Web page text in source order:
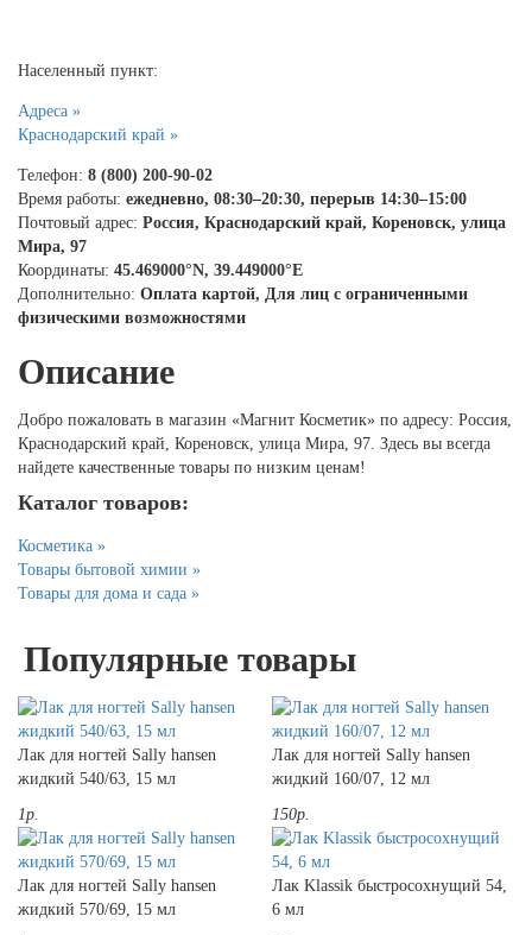
Населенный пункт:
Адреса »
Краснодарский край »
Телефон: 8 (800) 200-90-02
Время работы: ежедневно, 08:30–20:30, перерыв 14:30–15:00
Почтовый адрес: Россия, Краснодарский край, Кореновск, улица
Мира, 97
Координаты: 45.469000°N, 39.449000°E
Дополнительно: Оплата картой, Для лиц с ограниченными
физическими возможностями
Описание
Добро пожаловать в магазин «Магнит Косметик» по адресу: Россия,
Краснодарский край, Кореновск, улица Мира, 97. Здесь вы всегда
найдете качественные товары по низким ценам!
Каталог товаров:
Косметика »
Товары бытовой химии »
Товары для дома и сада »
Популярные товары
Лак для ногтей Sally hansen
жидкий 540/63, 15 мл
1р.
Лак для ногтей Sally hansen
жидкий 160/07, 12 мл
150р.
Лак для ногтей Sally hansen
жидкий 570/69, 15 мл
Лак Klassik быстросохнущий 54,
6 мл